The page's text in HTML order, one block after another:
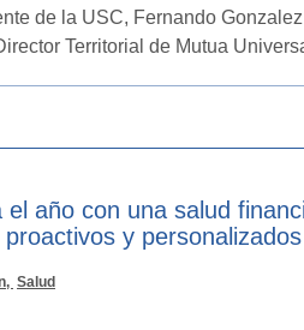
de la USC, Fernando
Territorial de Mutua
el año con una salud
y personalizados
Salud